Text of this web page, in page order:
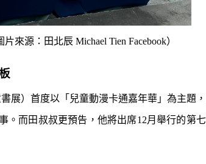
來源：田北辰 Michael Tien Facebook）
展）首度以「兒童動漫卡通嘉年華」為主題
。而田叔叔更預告，他將出席12月舉行的第